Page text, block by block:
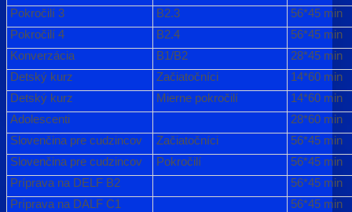
Pokročilí 3
B2.3
56*45 min
Pokročilí 4
B2.4
56*45 min
Konverzácia
B1/B2
28*45 min
Detský kurz
Začiatočníci
14*60 min
Detský kurz
Mierne pokročilí
14*60 min
Adolescenti
28*60 min
Slovenčina pre cudzincov
Začiatočníci
56*45 min
Slovenčina pre cudzincov
Pokročilí
56*45 min
Príprava na DELF B2
56*45 min
Príprava na DALF C1
56*45 min